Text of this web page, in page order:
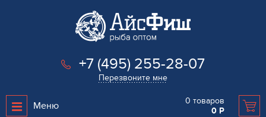
+7 (495) 255-28-07
Перезвоните мне
Меню 0 товаров
0 Р